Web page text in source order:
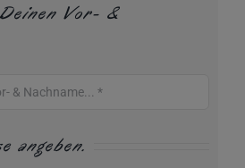
Vor- &
angeben.